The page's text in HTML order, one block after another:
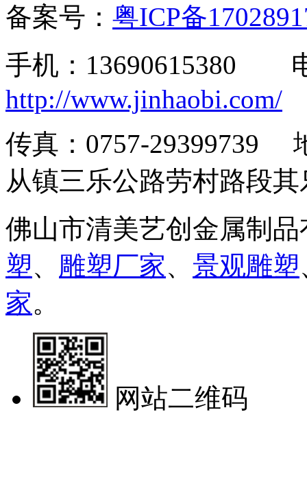
备案号： 粤ICP备
手机：13690615380
http://www.jinhaobi.com/
传真：0757-29399739
从镇三乐公路劳村路段
佛山市清美艺创金属制
塑、 雕塑厂家、 景观雕塑
家。
网站二维码